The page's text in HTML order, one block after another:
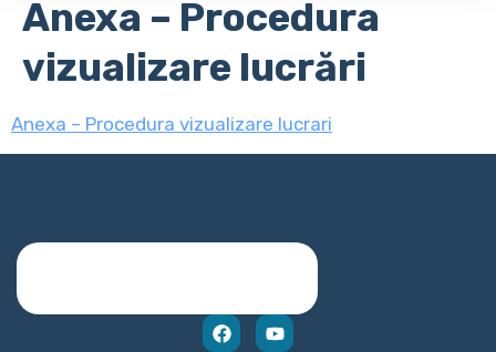
Anexa – Procedura
vizualizare lucrări
Anexa – Procedura vizualizare lucrari